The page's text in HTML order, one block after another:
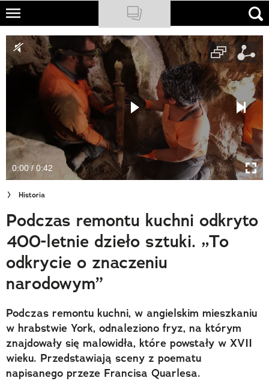
Skip
main
content
NATIONAL GEOGRAPHIC
TRAVELER
PODCASTY
Newsletter
Cuda Polski
Wielki Konkurs Fotograficzny
Trendbook Podróżniczy
Polecane
0:00 / 0:42
Historia
Podczas remontu kuchni odkryto
400-letnie dzieło sztuki. „To
odkrycie o znaczeniu
narodowym”
Podczas remontu kuchni, w angielskim mieszkaniu
w hrabstwie York, odnaleziono fryz, na którym
znajdowały się malowidła, które powstały w XVII
wieku. Przedstawiają sceny z poematu
napisanego przeze Francisa Quarlesa.